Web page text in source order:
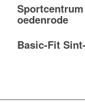
oedenrode
Basic-Fit